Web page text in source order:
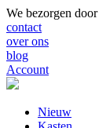
We bezorgen
contact
over ons
blog
Account
Nieuw